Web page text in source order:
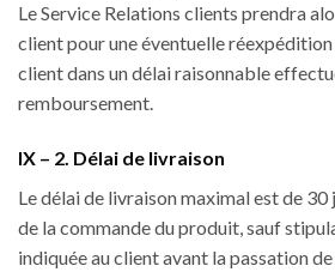
Le Service Relations clients prendra
client pour une éventuelle réexpédition
client dans un délai raisonnable
remboursement.
IX – 2. Délai de livraison
Le délai de livraison maximal est de
de la commande du produit, sauf
indiquée au client avant la passation